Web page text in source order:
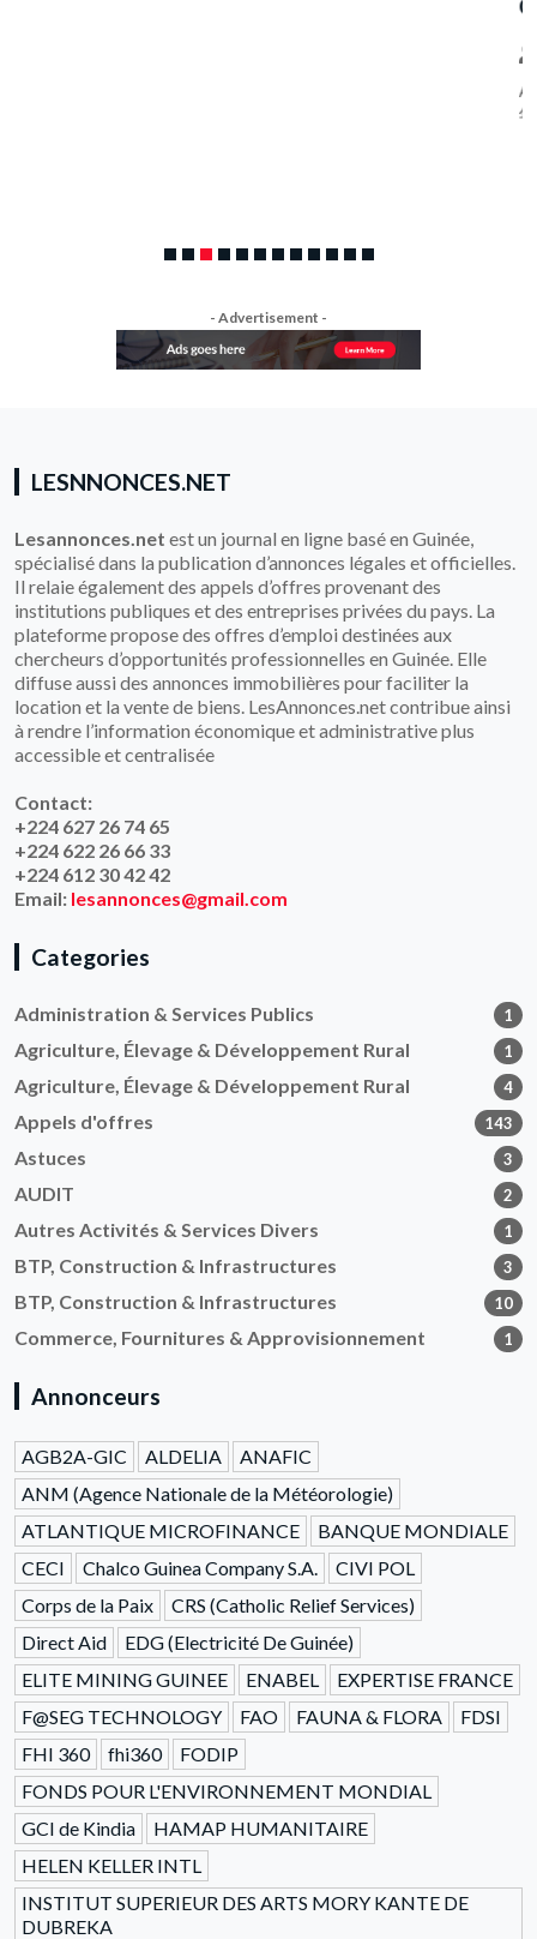
- Advertisement -
LESNNONCES.NET
Lesannonces.net est un journal en ligne basé en Guinée,
spécialisé dans la publication d’annonces légales et officielles.
Il relaie également des appels d’offres provenant des
institutions publiques et des entreprises privées du pays. La
plateforme propose des offres d’emploi destinées aux
chercheurs d’opportunités professionnelles en Guinée. Elle
diffuse aussi des annonces immobilières pour faciliter la
location et la vente de biens. LesAnnonces.net contribue ainsi
à rendre l’information économique et administrative plus
accessible et centralisée
Contact:
+224 627 26 74 65
+224 622 26 66 33
+224 612 30 42 42
Email: lesannonces@gmail.com
Categories
Administration & Services Publics 1
Agriculture, Élevage & Développement Rural 1
Agriculture, Élevage & Développement Rural 4
Appels d'offres 143
Astuces 3
AUDIT 2
Autres Activités & Services Divers 1
BTP, Construction & Infrastructures 3
BTP, Construction & Infrastructures 10
Commerce, Fournitures & Approvisionnement 1
Annonceurs
AGB2A-GIC ALDELIA
ANAFIC
ANM (Agence Nationale de la Météorologie)
ATLANTIQUE MICROFINANCE
BANQUE MONDIALE
CECI
Chalco Guinea Company S.A.
CIVI POL
Corps de la Paix
CRS (Catholic Relief Services)
Direct Aid
EDG (Electricité De Guinée)
ELITE MINING GUINEE
ENABEL
EXPERTISE FRANCE
F@SEG TECHNOLOGY
FAO FAUNA & FLORA
FDSI
FHI 360
fhi360
FODIP
FONDS POUR L'ENVIRONNEMENT MONDIAL
GCI de Kindia
HAMAP HUMANITAIRE
HELEN KELLER INTL
INSTITUT SUPERIEUR DES ARTS MORY KANTE DE
DUBREKA